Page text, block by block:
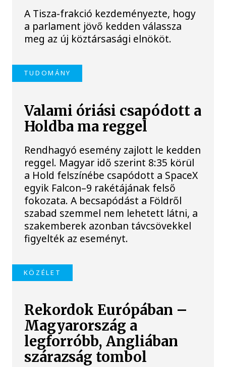
A Tisza-frakció kezdeményezte, hogy
a parlament jövő kedden válassza
meg az új köztársasági elnököt.
TUDOMÁNY
Valami óriási csapódott a
Holdba ma reggel
Rendhagyó esemény zajlott le kedden
reggel. Magyar idő szerint 8:35 körül
a Hold felszínébe csapódott a SpaceX
egyik Falcon–9 rakétájának felső
fokozata. A becsapódást a Földről
szabad szemmel nem lehetett látni, a
szakemberek azonban távcsövekkel
figyelték az eseményt.
KÖZÉLET
Rekordok Európában –
Magyarország a
legforróbb, Angliában
szárazság tombol